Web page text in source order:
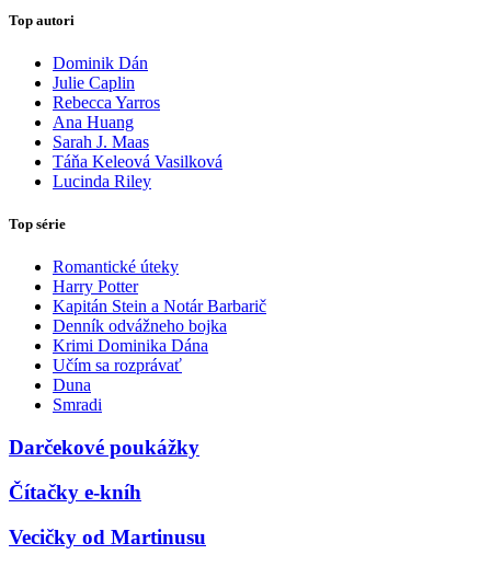
Top autori
Dominik Dán
Julie Caplin
Rebecca Yarros
Ana Huang
Sarah J. Maas
Táňa Keleová Vasilková
Lucinda Riley
Top série
Romantické úteky
Harry Potter
Kapitán Stein a Notár Barbarič
Denník odvážneho bojka
Krimi Dominika Dána
Učím sa rozprávať
Duna
Smradi
Darčekové poukážky
Čítačky e-kníh
Vecičky od Martinusu